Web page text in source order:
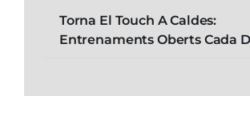
Torna El Touch A Caldes:
Entrenaments Oberts Cada